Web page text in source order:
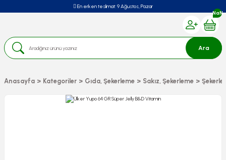
En erken teslimat: 9 Ağustos, Pazar
Ara
NaN
Anasayfa Kategoriler Gıda, Şekerleme Sakız, Şekerleme